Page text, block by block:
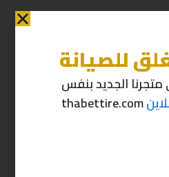
ذات صله
-10%
للصيانة
الجديد بنفس
thabettire.com